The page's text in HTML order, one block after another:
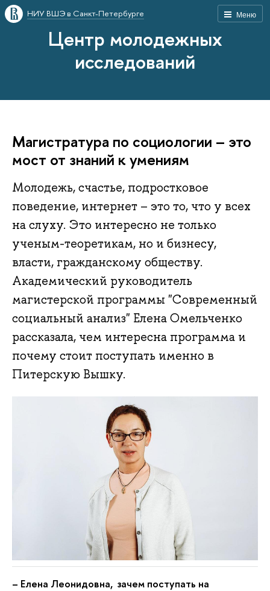
Меню
НИУ ВШЭ в Санкт-Петербурге
Центр молодежных
исследований
Магистратура по социологии – это
мост от знаний к умениям
Молодежь, счастье, подростковое
поведение, интернет – это то, что у всех
на слуху. Это интересно не только
ученым-теоретикам, но и бизнесу,
власти, гражданскому обществу.
Академический руководитель
магистерской программы "Современный
социальный анализ" Елена Омельченко
рассказала, чем интересна программа и
почему стоит поступать именно в
Питерскую Вышку.
– Елена Леонидовна, зачем поступать на